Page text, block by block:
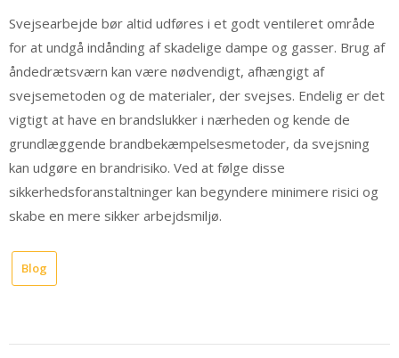
Svejsearbejde bør altid udføres i et godt ventileret område
for at undgå indånding af skadelige dampe og gasser. Brug af
åndedrætsværn kan være nødvendigt, afhængigt af
svejsemetoden og de materialer, der svejses. Endelig er det
vigtigt at have en brandslukker i nærheden og kende de
grundlæggende brandbekæmpelsesmetoder, da svejsning
kan udgøre en brandrisiko. Ved at følge disse
sikkerhedsforanstaltninger kan begyndere minimere risici og
skabe en mere sikker arbejdsmiljø.
Blog